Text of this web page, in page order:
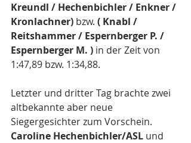
Kreundl / Hechenbichler / Enkner /
Kronlachner) bzw. ( Knabl /
Reitshammer / Espernberger P. /
Espernberger M. ) in der Zeit von
1:47,89 bzw. 1:34,88.
Letzter und dritter Tag brachte zwei
altbekannte aber neue
Siegergesichter zum Vorschein.
Caroline Hechenbichler/ASL und